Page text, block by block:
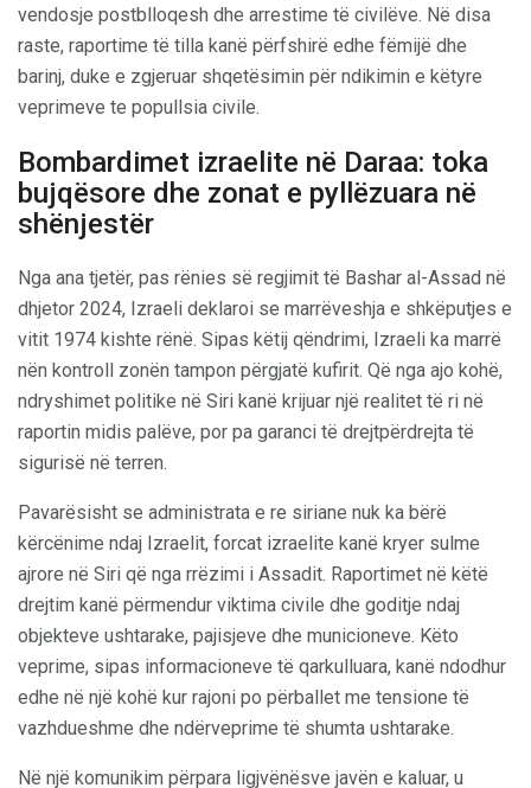
vendosje postblloqesh dhe arrestime të civilëve. Në disa
raste, raportime të tilla kanë përfshirë edhe fëmijë dhe
barinj, duke e zgjeruar shqetësimin për ndikimin e këtyre
veprimeve te popullsia civile.
Bombardimet izraelite në Daraa: toka
bujqësore dhe zonat e pyllëzuara në
shënjestër
Nga ana tjetër, pas rënies së regjimit të Bashar al-Assad në
dhjetor 2024, Izraeli deklaroi se marrëveshja e shkëputjes e
vitit 1974 kishte rënë. Sipas këtij qëndrimi, Izraeli ka marrë
nën kontroll zonën tampon përgjatë kufirit. Që nga ajo kohë,
ndryshimet politike në Siri kanë krijuar një realitet të ri në
raportin midis palëve, por pa garanci të drejtpërdrejta të
sigurisë në terren.
Pavarësisht se administrata e re siriane nuk ka bërë
kërcënime ndaj Izraelit, forcat izraelite kanë kryer sulme
ajrore në Siri që nga rrëzimi i Assadit. Raportimet në këtë
drejtim kanë përmendur viktima civile dhe goditje ndaj
objekteve ushtarake, pajisjeve dhe municioneve. Këto
veprime, sipas informacioneve të qarkulluara, kanë ndodhur
edhe në një kohë kur rajoni po përballet me tensione të
vazhdueshme dhe ndërveprime të shumta ushtarake.
Në një komunikim përpara ligjvënësve javën e kaluar, u